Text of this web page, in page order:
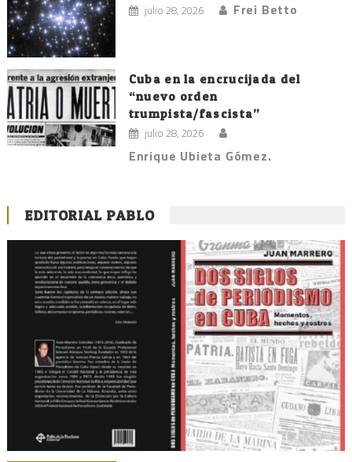
julio 28, 2026 Frei Betto
Cuba en la encrucijada del
“nuevo orden
trumpista/fascista”
julio 28, 2026
Enrique Ubieta Gómez.
EDITORIAL PABLO